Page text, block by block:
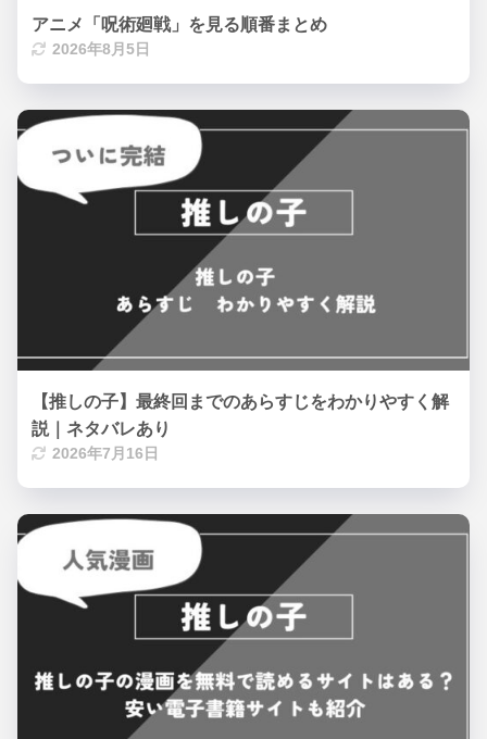
アニメ「呪術廻戦」を見る順番まとめ
2026年8月5日
【推しの子】最終回までのあらすじをわかりやすく解
説｜ネタバレあり
2026年7月16日